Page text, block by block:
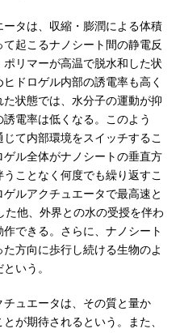
タは、収縮・膨潤による体積
起こるナノシート間の静電反
リマーが高温で脱水和した状
ドロゲル内部の誘電率も高く
状態では、水分子の運動が抑
電率は低くなる。このよう
て内部環境をスイッチするこ
ル全体がナノシートの垂直方
ことなく何度でも繰り返すこ
ルアクチュエータで最高速と
他、外界との水の受授を伴わ
できる。さらに、ナノシート
方向に歩行し続ける生物のよ
いう。
ュエータは、その質と量か
が期待されるという。また、